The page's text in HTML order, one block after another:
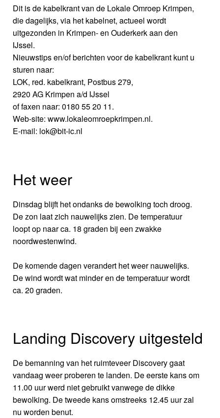
Dit is de kabelkrant van de Lokale Omroep Krimpen,
die dagelijks, via het kabelnet, actueel wordt
uitgezonden in Krimpen- en Ouderkerk aan den
IJssel.
Nieuwstips en/of berichten voor de kabelkrant kunt u
sturen naar:
LOK, red. kabelkrant, Postbus 279,
2920 AG Krimpen a/d IJssel
of faxen naar: 0180 55 20 11.
Web-site: www.lokaleomroepkrimpen.nl.
E-mail: lok@bit-ic.nl
Het weer
Dinsdag blijft het ondanks de bewolking toch droog.
De zon laat zich nauwelijks zien. De temperatuur
loopt op naar ca. 18 graden bij een zwakke
noordwestenwind.
De komende dagen verandert het weer nauwelijks.
De wind wordt wat minder en de temperatuur wordt
ca. 20 graden.
Landing Discovery uitgesteld
De bemanning van het ruimteveer Discovery gaat
vandaag weer proberen te landen. De eerste kans om
11.00 uur werd niet gebruikt vanwege de dikke
bewolking. De tweede kans omstreeks 12.45 uur zal
nu worden benut.